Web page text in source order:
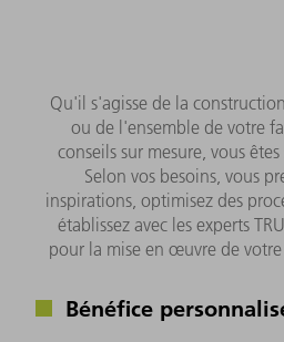
Qu'il s'agisse de la
ou de l'ensemble de votre
conseils sur mesure, vous
Selon vos besoins, vous
inspirations, optimisez des
établissez avec les experts
pour la mise en œuvre de
Bénéfice